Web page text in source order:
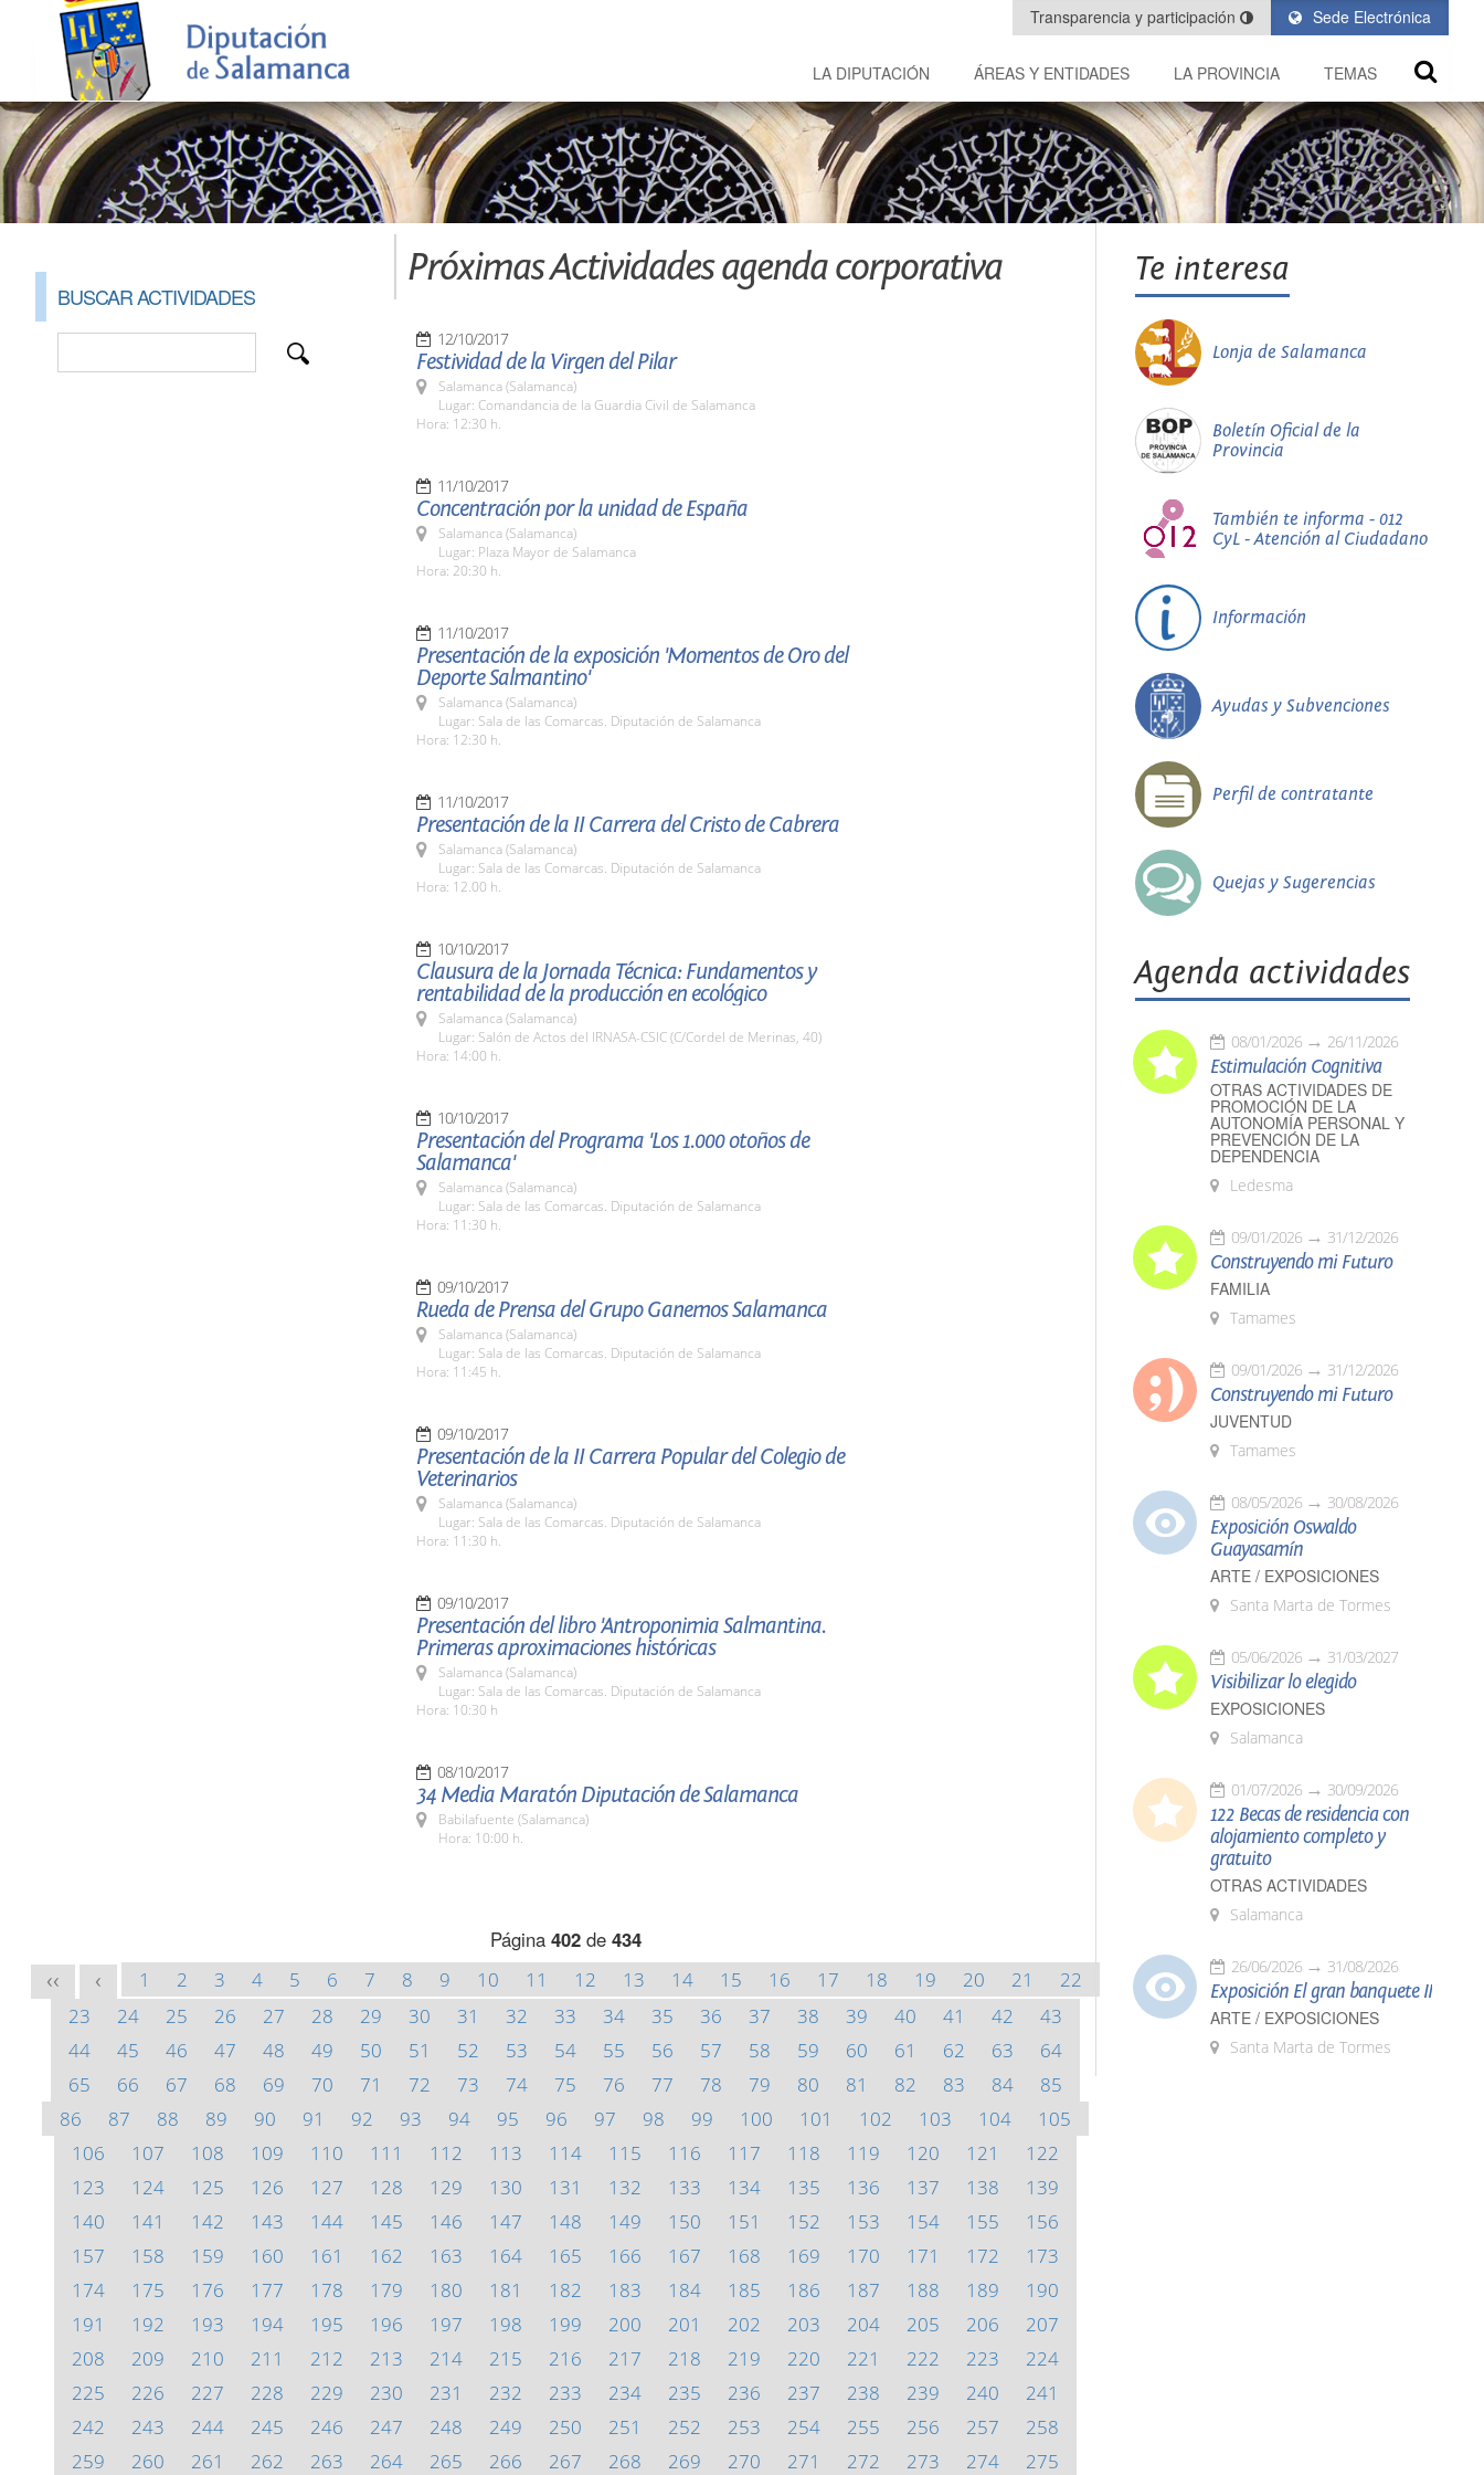
Sede Electrónica
Transparencia y participación
LA DIPUTACIÓN ÁREAS Y ENTIDADES LA PROVINCIA TEMAS
BUSCAR ACTIVIDADES
Próximas Actividades agenda corporativa
12/10/2017
Festividad de la Virgen del Pilar
Salamanca (Salamanca)
Lugar: Comandancia de la Guardia Civil de Salamanca
Hora: 12:30 h.
11/10/2017
Concentración por la unidad de España
Salamanca (Salamanca)
Lugar: Plaza Mayor de Salamanca
Hora: 20:30 h.
11/10/2017
Presentación de la exposición 'Momentos de Oro del
Deporte Salmantino'
Salamanca (Salamanca)
Lugar: Sala de las Comarcas. Diputación de Salamanca
Hora: 12:30 h.
11/10/2017
Presentación de la II Carrera del Cristo de Cabrera
Salamanca (Salamanca)
Lugar: Sala de las Comarcas. Diputación de Salamanca
Hora: 12.00 h.
10/10/2017
Clausura de la Jornada Técnica: Fundamentos y
rentabilidad de la producción en ecológico
Salamanca (Salamanca)
Lugar: Salón de Actos del IRNASA-CSIC (C/Cordel de Merinas, 40)
Hora: 14:00 h.
10/10/2017
Presentación del Programa 'Los 1.000 otoños de
Salamanca'
Salamanca (Salamanca)
Lugar: Sala de las Comarcas. Diputación de Salamanca
Hora: 11:30 h.
09/10/2017
Rueda de Prensa del Grupo Ganemos Salamanca
Salamanca (Salamanca)
Lugar: Sala de las Comarcas. Diputación de Salamanca
Hora: 11:45 h.
09/10/2017
Presentación de la II Carrera Popular del Colegio de
Veterinarios
Salamanca (Salamanca)
Lugar: Sala de las Comarcas. Diputación de Salamanca
Hora: 11:30 h.
09/10/2017
Presentación del libro 'Antroponimia Salmantina.
Primeras aproximaciones históricas
Salamanca (Salamanca)
Lugar: Sala de las Comarcas. Diputación de Salamanca
Hora: 10:30 h
08/10/2017
34 Media Maratón Diputación de Salamanca
Babilafuente (Salamanca)
Hora: 10:00 h.
Página 402de 434
<< < 1 2 3 4 5 6 7 8 9 10 11 12 13 14 15 16 17 18 19 20 21
22
23
24 25 26 27 28 29 30 31 32 33 34 35 36 37 38 39 40 41 42
43
44
45 46 47 48 49 50 51 52 53 54 55 56 57 58 59 60 61 62 63
64
65
66 67 68 69 70 71 72 73 74 75 76 77 78 79 80 81 82 83 84
85
86
87 88 89 90 91 92 93 94 95 96 97 98 99 100 101 102 103 104
105
106
107 108 109 110 111 112 113 114 115 116 117 118 119 120 121
122
123
124 125 126 127 128 129 130 131 132 133 134 135 136 137 138
139
140
141 142 143 144 145 146 147 148 149 150 151 152 153 154 155
156
157
158 159 160 161 162 163 164 165 166 167 168 169 170 171 172
173
174
175 176 177 178 179 180 181 182 183 184 185 186 187 188 189
190
191
192 193 194 195 196 197 198 199 200 201 202 203 204 205 206
207
208
209 210 211 212 213 214 215 216 217 218 219 220 221 222 223
224
225
226 227 228 229 230 231 232 233 234 235 236 237 238 239 240
241
242
243 244 245 246 247 248 249 250 251 252 253 254 255 256 257
258
259
260 261 262 263 264 265 266 267 268 269 270 271 272 273 274 275
Te interesa
Lonja de Salamanca
Boletín Oficial de la
Provincia
También te informa - 012
CyL - Atención al Ciudadano
Información
Ayudas y Subvenciones
Perfil de contratante
Quejas y Sugerencias
Agenda actividades
08/01/2026 26/11/2026
Estimulación Cognitiva
OTRAS ACTIVIDADES DE
PROMOCIÓN DE LA
AUTONOMÍA PERSONAL Y
PREVENCIÓN DE LA
DEPENDENCIA
Ledesma
09/01/2026 31/12/2026
Construyendo mi Futuro
FAMILIA
Tamames
09/01/2026 31/12/2026
Construyendo mi Futuro
JUVENTUD
Tamames
08/05/2026 30/08/2026
Exposición Oswaldo
Guayasamín
ARTE / EXPOSICIONES
Santa Marta de Tormes
05/06/2026 31/03/2027
Visibilizar lo elegido
EXPOSICIONES
Salamanca
01/07/2026 30/09/2026
122 Becas de residencia con
alojamiento completo y
gratuito
OTRAS ACTIVIDADES
Salamanca
26/06/2026 31/08/2026
Exposición El gran banquete II
ARTE / EXPOSICIONES
Santa Marta de Tormes